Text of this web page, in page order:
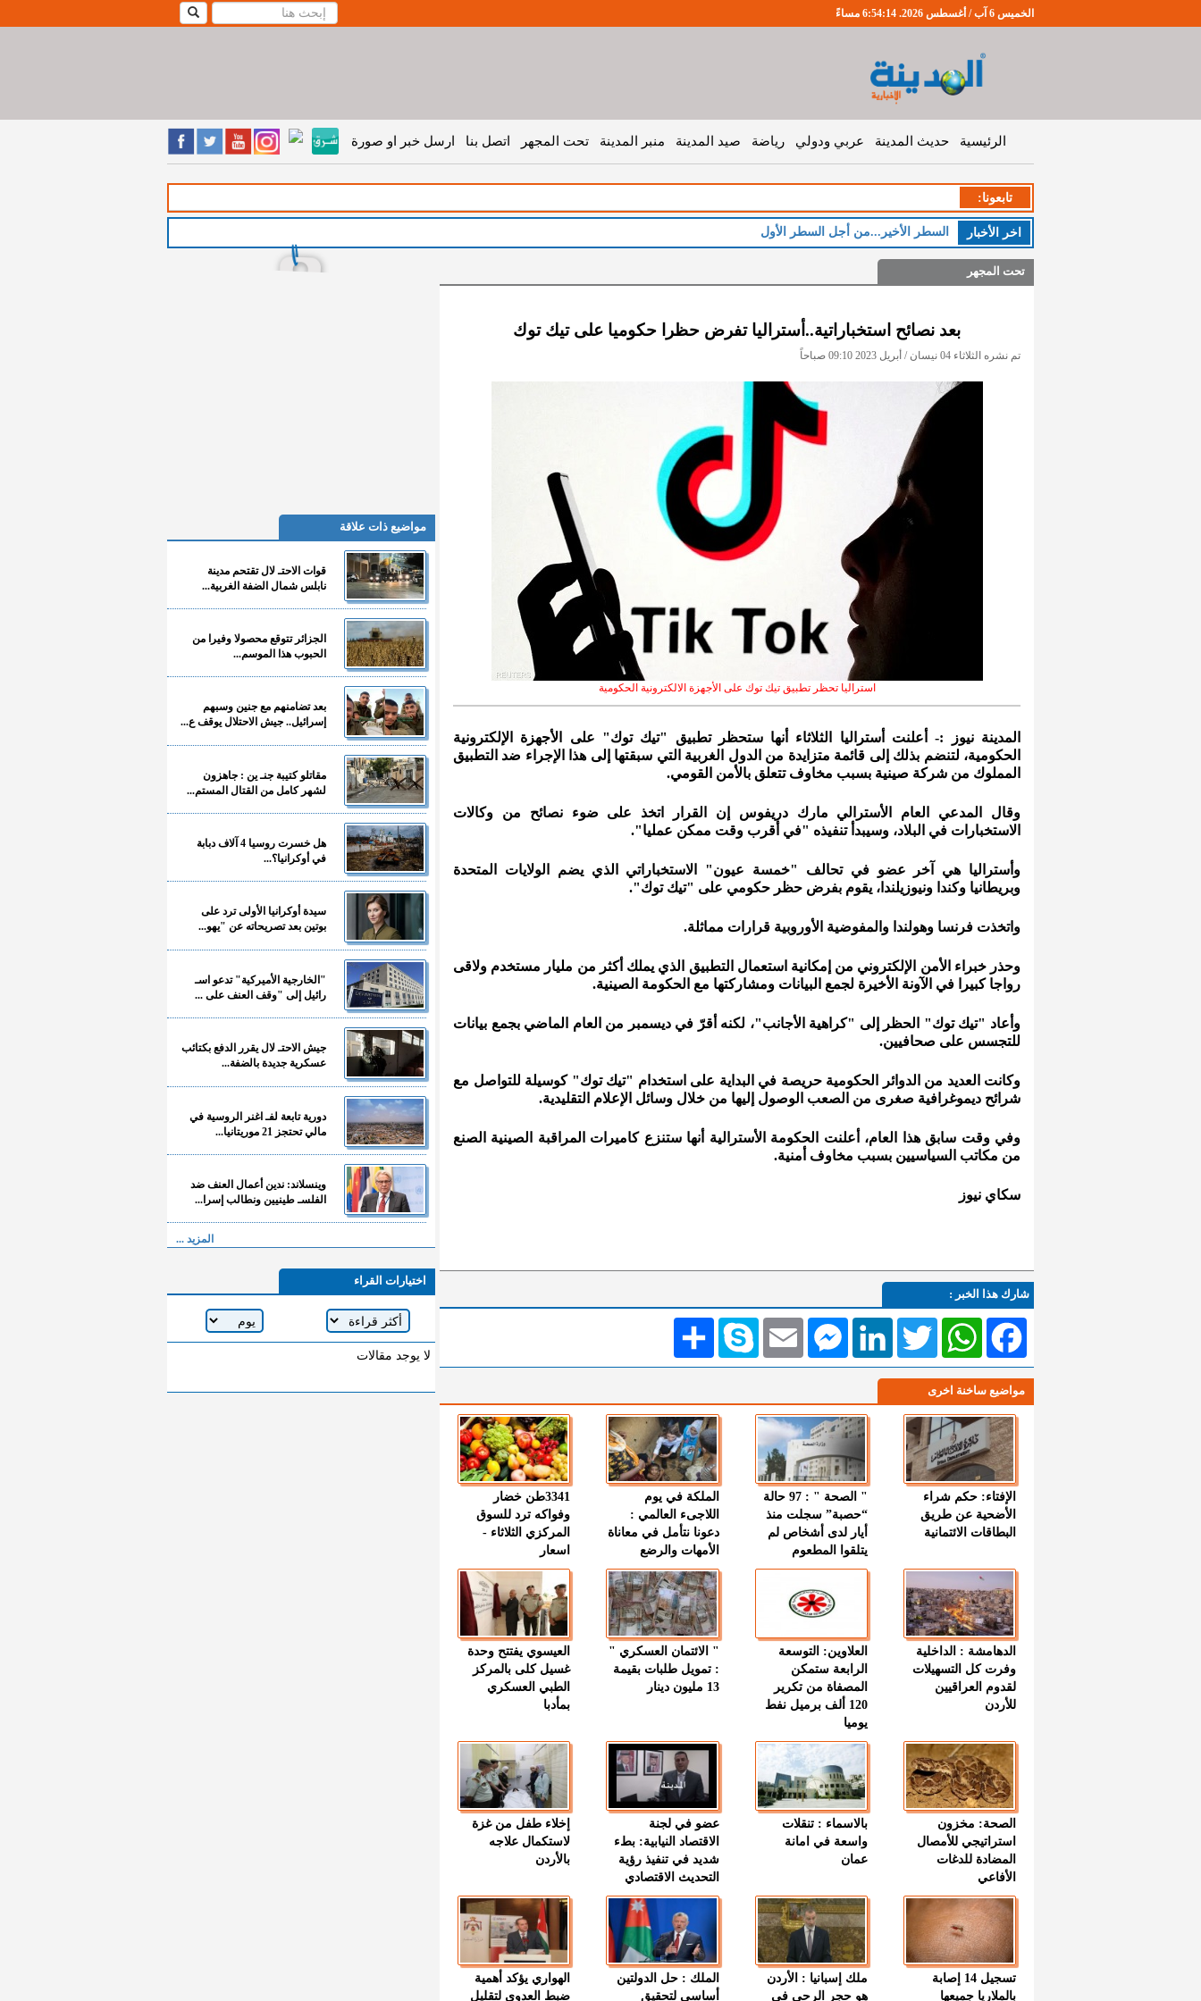
الخميس 6 آب / أغسطس 2026. 6:54:14 مساءً
الرئيسية حديث المدينة عربي ودولي رياضة صيد المدينة منبر المدينة تحت المجهر اتصل بنا ارسل خبر او صورة
تابعونا:
اخر اﻷخبار السطر الأخير...من أجل السطر الأول
تحت المجهر
بعد نصائح استخباراتية..أستراليا تفرض حظرا حكوميا على تيك توك
تم نشره الثلاثاء 04 نيسان / أبريل 2023 09:10 صباحاً
استراليا تحظر تطبيق تيك توك على الأجهزة الالكترونية الحكومية
المدينة نيوز :- أعلنت أستراليا الثلاثاء أنها ستحظر تطبيق "تيك توك" على الأجهزة الإلكترونية
الحكومية، لتنضم بذلك إلى قائمة متزايدة من الدول الغربية التي سبقتها إلى هذا الإجراء ضد التطبيق
المملوك من شركة صينية بسبب مخاوف تتعلق بالأمن القومي.
وقال المدعي العام الأسترالي مارك دريفوس إن القرار اتخذ على ضوء نصائح من وكالات
الاستخبارات في البلاد، وسيبدأ تنفيذه "في أقرب وقت ممكن عمليا".
وأستراليا هي آخر عضو في تحالف "خمسة عيون" الاستخباراتي الذي يضم الولايات المتحدة
وبريطانيا وكندا ونيوزيلندا، يقوم بفرض حظر حكومي على "تيك توك".
واتخذت فرنسا وهولندا والمفوضية الأوروبية قرارات مماثلة.
وحذر خبراء الأمن الإلكتروني من إمكانية استعمال التطبيق الذي يملك أكثر من مليار مستخدم ولاقى
رواجا كبيرا في الآونة الأخيرة لجمع البيانات ومشاركتها مع الحكومة الصينية.
وأعاد "تيك توك" الحظر إلى "كراهية الأجانب"، لكنه أقرّ في ديسمبر من العام الماضي بجمع بيانات
للتجسس على صحافيين.
وكانت العديد من الدوائر الحكومية حريصة في البداية على استخدام "تيك توك" كوسيلة للتواصل مع
شرائح ديموغرافية صغرى من الصعب الوصول إليها من خلال وسائل الإعلام التقليدية.
وفي وقت سابق هذا العام، أعلنت الحكومة الأسترالية أنها ستنزع كاميرات المراقبة الصينية الصنع
من مكاتب السياسيين بسبب مخاوف أمنية.
سكاي نيوز
شارك هذا الخبر :
انشر Skype EmailMessengerLinkedIn TwitterWhatsAppFacebook
مواضيع ساخنة اخرى
الإفتاء: حكم شراء
الأضحية عن طريق
البطاقات الائتمانية
" الصحة " : 97 حالة
“حصبة” سجلت منذ
أيار لدى أشخاص لم
يتلقوا المطعوم
الملكة في يوم
اللاجىء العالمي :
دعونا نتأمل في معاناة
الأمهات والرضع
3341طن خضار
وفواكه ترد للسوق
المركزي الثلاثاء -
اسعار
الدهامشة : الداخلية
وفرت كل التسهيلات
لقدوم العراقيين
للأردن
العلاوين: التوسعة
الرابعة ستمكن
المصفاة من تكرير
120 ألف برميل نفط
يوميا
" الائتمان العسكري "
: تمويل طلبات بقيمة
13 مليون دينار
العيسوي يفتتح وحدة
غسيل كلى بالمركز
الطبي العسكري
بمأدبا
الصحة: مخزون
استراتيجي للأمصال
المضادة للدغات
الأفاعي
بالاسماء : تنقلات
واسعة في امانة
عمان
عضو في لجنة
الاقتصاد النيابية: بطء
شديد في تنفيذ رؤية
التحديث الاقتصادي
إخلاء طفل من غزة
لاستكمال علاجه
بالأردن
تسجيل 14 إصابة
بالملاريا جميعها
ملك إسبانيا : الأردن
هو حجر الرحى في
الملك : حل الدولتين
أساسي لتحقيق
الهواري يؤكد أهمية
ضبط العدوى لتقليل
مواضيع ذات علاقة
قوات الاحتـ لال تقتحم مدينة
نابلس شمال الضفة الغربية...
الجزائر تتوقع محصولا وفيرا من
الحبوب هذا الموسم...
بعد تضامنهم مع جنين وسبهم
إسرائيل.. جيش الاحتلال يوقف ع...
مقاتلو كتيبة جنـ ين : جاهزون
لشهر كامل من القتال المستم...
هل خسرت روسيا 4 آلاف دبابة
في أوكرانيا؟...
سيدة أوكرانيا الأولى ترد على
بوتين بعد تصريحاته عن "يهو...
"الخارجية الأميركية" تدعو اسـ
رائيل إلى "وقف العنف على ...
جيش الاحتـ لال يقرر الدفع بكتائب
عسكرية جديدة بالضفة...
دورية تابعة لفـ اغنر الروسية في
مالي تحتجز 21 موريتانيا...
وينسلاند: ندين أعمال العنف ضد
الفلسـ طينيين ونطالب إسرا...
المزيد ...
اختيارات القراء
لا يوجد مقالات